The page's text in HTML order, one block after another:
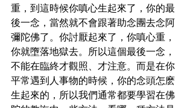
重，到這時候你嗔心生起來了，你的最
後一念，當然就不會跟著助念團去念阿
彌陀佛了。你討厭起來了，你嗔心重，
你就墮落地獄去。所以這個最後一念，
不能在臨終才觀照、才注意。而是在你
平常遇到人事物的時候，你的念頭怎麽
生起來的，所以我們通常都要學習在佛